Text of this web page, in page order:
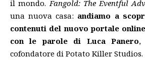
il mondo.Fangold: The Eventful
una nuova casa: andiamo a
contenuti del nuovo portale
con le parole di Luca Panero,
cofondatore di Potato Killer Studios.